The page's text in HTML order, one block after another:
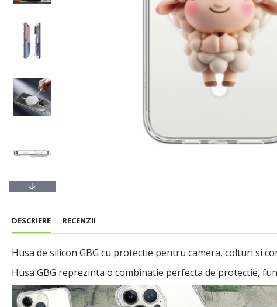
DESCRIERE RECENZII
Husa de silicon GBG cu protectie pentru camera, colturi si
Husa GBG reprezinta o combinatie perfecta de protectie,